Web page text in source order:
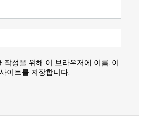
작성을 위해 이 브라우저에 이름, 이
이트를 저장합니다.